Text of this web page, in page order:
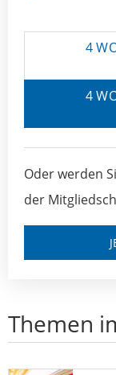
4
4
Oder werden
der
Themen